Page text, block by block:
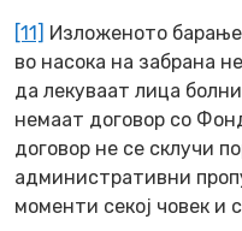
[11] Изложеното
во насока на забрана
да лекуваат лица
немаат договор со
договор не се склучи
административни
моменти секој човек и